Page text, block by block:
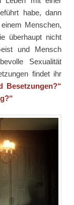
habe, dann
Menschen,
überhaupt nicht
und Mensch
Sexualität
findet ihr
Besetzungen?“